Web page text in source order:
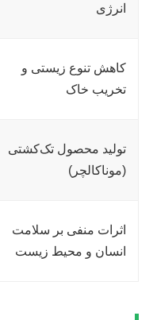
انرژی
کاهش تنوع زیستی و
تخریب خاک
تولید محصول تک‌کشتی
(موناکالچر)
اثرات منفی بر سلامت
انسان و محیط زیست